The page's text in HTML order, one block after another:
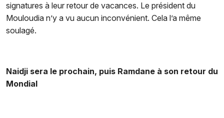
signatures à leur retour de vacances. Le président du
Mouloudia n’y a vu aucun inconvénient. Cela l’a même
soulagé.
Naidji sera le prochain, puis Ramdane à son retour du
Mondial